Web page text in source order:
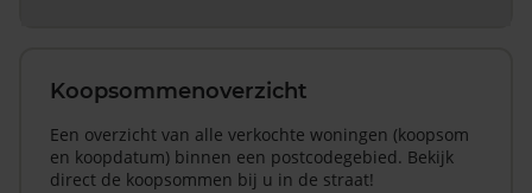
Koopsommenoverzicht
Een overzicht van alle verkochte woningen (koopsom
en koopdatum) binnen een postcodegebied. Bekijk
direct de koopsommen bij u in de straat!